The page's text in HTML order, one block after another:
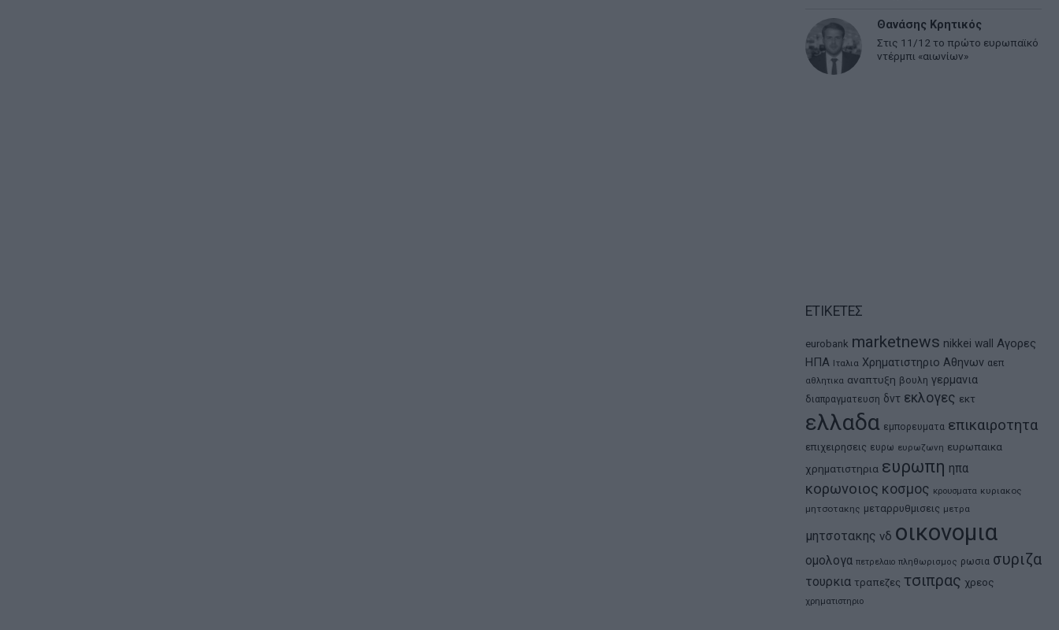
Θανάσης Κρητικός
Στις 11/12 το πρώτο ευρωπαϊκό
ντέρμπι «αιωνίων»
ΕΤΙΚΕΤΕΣ
eurobank marketnews nikkei wall
Αγορες
ΗΠΑ Ιταλια Χρηματιστηριο Αθηνων αεπ
αθλητικα αναπτυξη βουλη γερμανια
διαπραγματευση δντ εκλογες εκτ
ελλαδα εμπορευματα επικαιροτητα
επιχειρησεις ευρω ευρωζωνη ευρωπαικα
χρηματιστηρια ευρωπη ηπα
κορωνοιος κοσμος κρουσματα κυριακος
μητσοτακης μεταρρυθμισεις μετρα
μητσοτακης νδ οικονομια
ομολογα πετρελαιο πληθωρισμος ρωσια συριζα
τουρκια τραπεζες τσιπρας χρεος
χρηματιστηριο